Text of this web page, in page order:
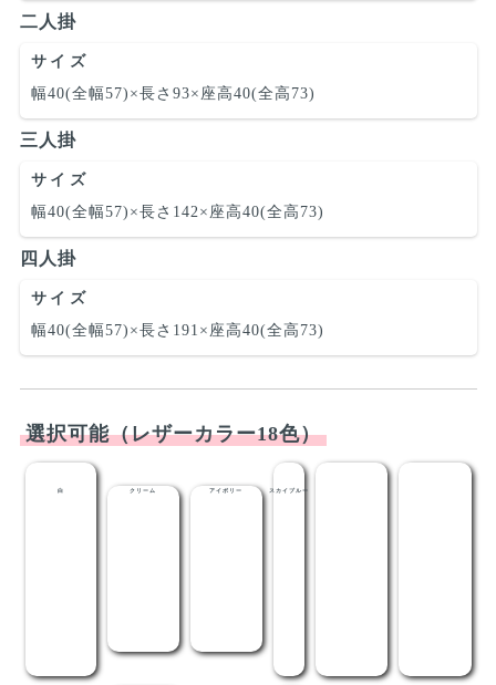
二人掛
サイズ
幅40(全幅57)×長さ93×座高40(全高73)
三人掛
サイズ
幅40(全幅57)×長さ142×座高40(全高73)
四人掛
サイズ
幅40(全幅57)×長さ191×座高40(全高73)
選択可能（レザーカラー18色）
クリーム アイボリー スカイブルー